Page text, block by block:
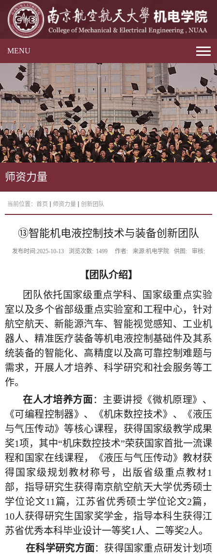
MENU
师资力量
当前位置： 首页 师资力量 创新团队
⑬智能机电液控制技术与装备创新团队
发布时间:2025-10-13 浏览次数: 1499 作者: 来源:机电学院 供图: 审核:
【团队介绍】
团队依托国家级重点学科、国家级重点实验
室以及多个省部级重点实验室和工程中心，针对
航空航天、新能源汽车、智能视觉感知、工业机
器人、精准医疗装备等机电液控制基础件及其系
统装备的智能化、高精度以及高可靠控制难题与
需求，开展人才培养、科学研究和社会服务等工
作。
在人才培养方面：主要讲授《微机原理》、
《可编程控制器》、《机床数控技术》、《液压
与气压传动》等核心课程，获得国家级教学成果
奖1项，其中“机床数控技术”荣获国家首批一流课
程和国家在线课程，《液压与气压传动》教材获
得国家级规划教材称号，出版省级重点教材1
部，指导研究生获得南京航空航天大学优秀硕士
学位论文11 篇，江苏省优秀硕士学位论文2篇，
10人获得研究生国家奖学金，指导本科生获得江
苏省优秀本科毕业设计一等奖1 人、二等奖2人。
在科学研究方面：获得国家重点研发计划项